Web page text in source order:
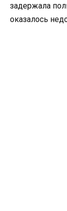
задержала
оказалось